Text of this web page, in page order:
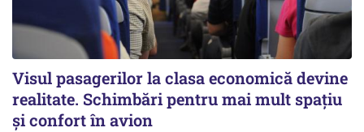
Visul pasagerilor la clasa economică devine
realitate. Schimbări pentru mai mult spațiu
și confort în avion